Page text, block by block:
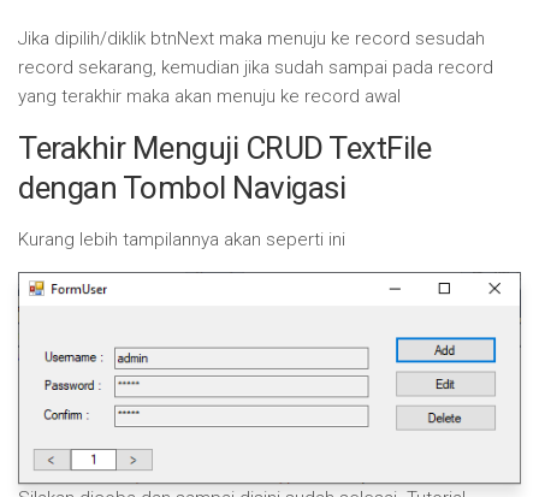
Jika dipilih/diklik btnNext maka menuju ke record sesudah
record sekarang, kemudian jika sudah sampai pada record
yang terakhir maka akan menuju ke record awal
Terakhir Menguji CRUD TextFile
dengan Tombol Navigasi
Kurang lebih tampilannya akan seperti ini